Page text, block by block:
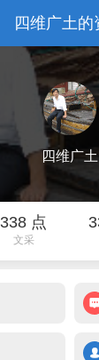
四维广土的
四维广土
338 点
文采